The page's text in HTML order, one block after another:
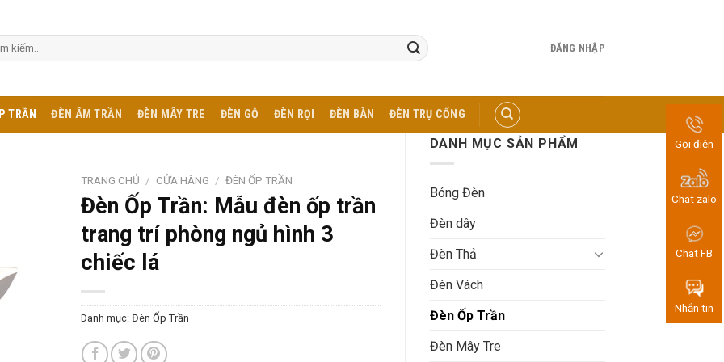
ĐĂNG NHẬP
TRẦN ĐÈN ÂM TRẦN ĐÈN MÂY TRE ĐÈN GỖ ĐÈN RỌI ĐÈN BÀN ĐÈN TRỤ CỔNG
DANH MỤC SẢN PHẨM
Bóng Đèn
Đèn dây
Đèn Thả
Đèn Vách
Đèn Ốp Trần
Đèn Mây Tre
TRANG CHỦ / CỬA HÀNG / ĐÈN ỐP TRẦN
Đèn Ốp Trần: Mẫu đèn ốp trần
trang trí phòng ngủ hình 3
chiếc lá
Danh mục: Đèn Ốp Trần
Gọi điện
Chat zalo
Chat FB
Nhắn tin